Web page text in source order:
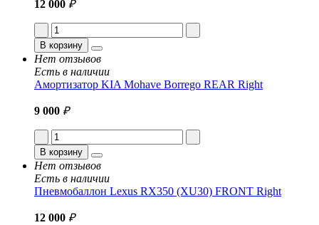
12 000 ₽
В корзину
Нет отзывов
Есть в наличии
Амортизатор KIA Mohave Borrego REAR Right
9 000 ₽
В корзину
Нет отзывов
Есть в наличии
Пневмобаллон Lexus RX350 (XU30) FRONT Right
12 000 ₽